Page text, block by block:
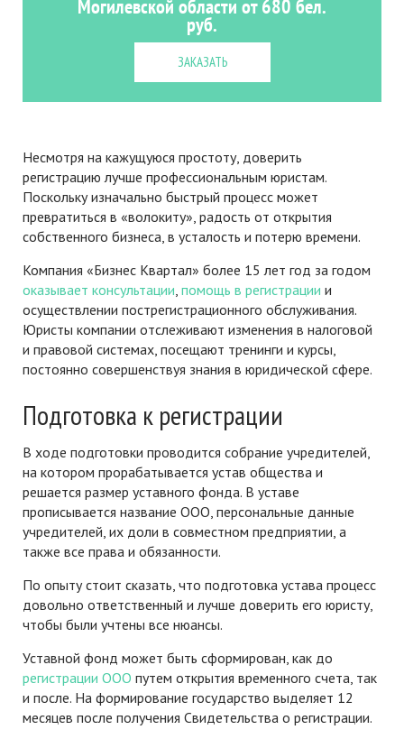
Могилевской области от 680 бел.
руб.
ЗАКАЗАТЬ
Несмотря на кажущуюся простоту, доверить
регистрацию лучше профессиональным юристам.
Поскольку изначально быстрый процесс может
превратиться в «волокиту», радость от открытия
собственного бизнеса, в усталость и потерю времени.
Компания «Бизнес Квартал» более 15 лет год за годом
оказывает консультации, помощь в регистрации и
осуществлении пострегистрационного обслуживания.
Юристы компании отслеживают изменения в налоговой
и правовой системах, посещают тренинги и курсы,
постоянно совершенствуя знания в юридической сфере.
Подготовка к регистрации
В ходе подготовки проводится собрание учредителей,
на котором прорабатывается устав общества и
решается размер уставного фонда. В уставе
прописывается название ООО, персональные данные
учредителей, их доли в совместном предприятии, а
также все права и обязанности.
По опыту стоит сказать, что подготовка устава процесс
довольно ответственный и лучше доверить его юристу,
чтобы были учтены все нюансы.
Уставной фонд может быть сформирован, как до
регистрации ООО путем открытия временного счета, так
и после. На формирование государство выделяет 12
месяцев после получения Свидетельства о регистрации.